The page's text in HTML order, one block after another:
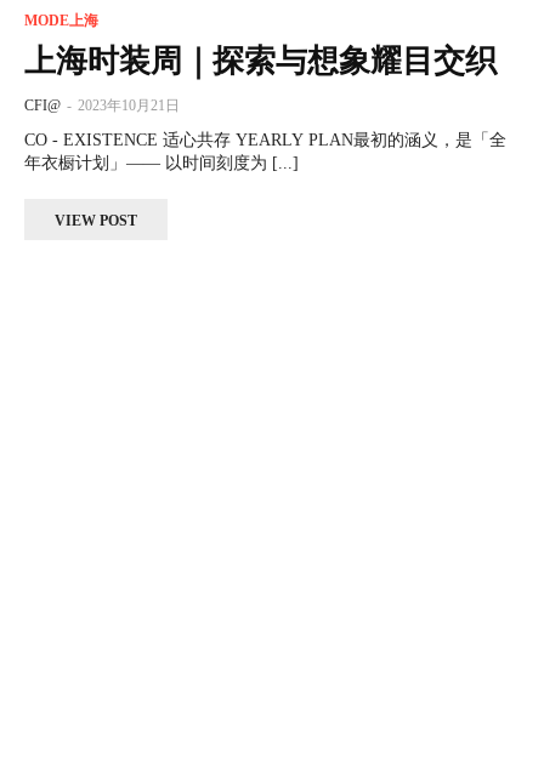
MODE上海
上海时装周｜探索与想象耀目交织
CFI@ - 2023年10月21日
CO - EXISTENCE 适心共存 YEARLY PLAN最初的涵义，是「全
年衣橱计划」—— 以时间刻度为 [...]
VIEW POST